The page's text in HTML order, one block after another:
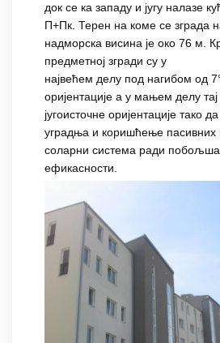
док се ка западу и југу налазе
П+Пк. Терен на коме се зграда
надморска висина је око 76 м.
предметној згради су у
највећем делу под нагибом од
оријентације а у мањем делу
југоисточне оријентације тако
уградња и коришћење пасивних
соларни система ради
ефикасности.